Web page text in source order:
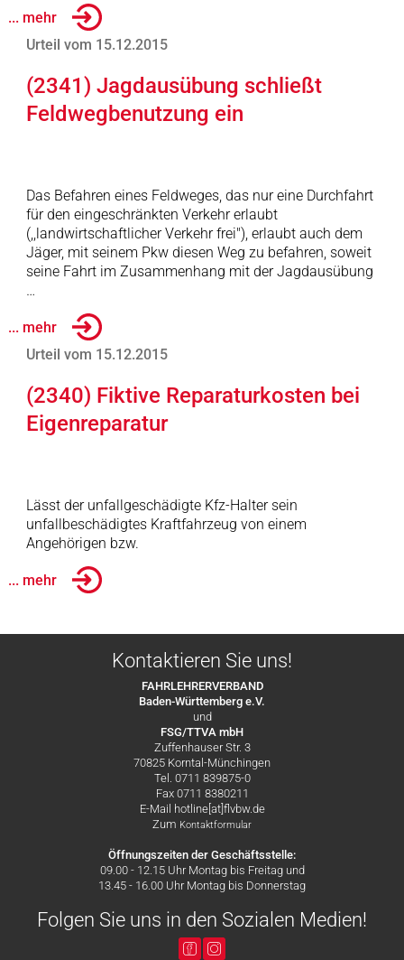
... mehr
Urteil vom 15.12.2015
(2341) Jagdausübung schließt
Feldwegbenutzung ein
Das Befahren eines Feldweges, das nur eine Durchfahrt
für den eingeschränkten Verkehr erlaubt
(,,landwirtschaftlicher Verkehr frei"), erlaubt auch dem
Jäger, mit seinem Pkw diesen Weg zu befahren, soweit
seine Fahrt im Zusammenhang mit der Jagdausübung
…
... mehr
Urteil vom 15.12.2015
(2340) Fiktive Reparaturkosten bei
Eigenreparatur
Lässt der unfallgeschädigte Kfz-Halter sein
unfallbeschädigtes Kraftfahrzeug von einem
Angehörigen bzw.
... mehr
Kontaktieren Sie uns!
FAHRLEHRERVERBAND
Baden-Württemberg e.V.
und
FSG/TTVA mbH
Zuffenhauser Str. 3
70825 Korntal-Münchingen
Tel. 0711 839875-0
Fax 0711 8380211
E-Mail hotline[at]flvbw.de
Zum Kontaktformular
Öffnungszeiten der Geschäftsstelle:
09.00 - 12.15 Uhr Montag bis Freitag und
13.45 - 16.00 Uhr Montag bis Donnerstag
Folgen Sie uns in den Sozialen Medien!